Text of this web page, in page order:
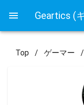
Geartics (
Top / ゲーマー /